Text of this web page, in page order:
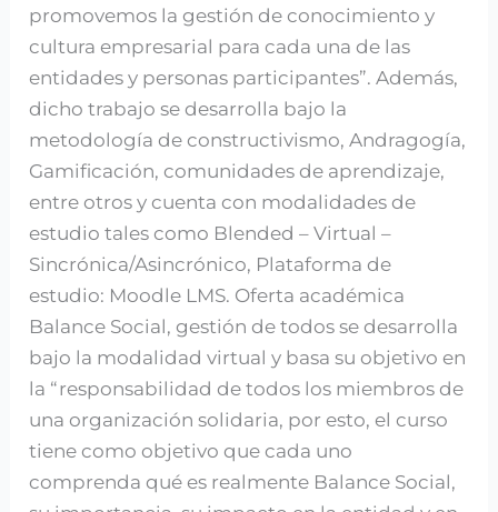
promovemos la gestión de conocimiento y
cultura empresarial para cada una de las
entidades y personas participantes”. Además,
dicho trabajo se desarrolla bajo la
metodología de constructivismo, Andragogía,
Gamificación, comunidades de aprendizaje,
entre otros y cuenta con modalidades de
estudio tales como Blended – Virtual –
Sincrónica/Asincrónico, Plataforma de
estudio: Moodle LMS. Oferta académica
Balance Social, gestión de todos se desarrolla
bajo la modalidad virtual y basa su objetivo en
la “responsabilidad de todos los miembros de
una organización solidaria, por esto, el curso
tiene como objetivo que cada uno
comprenda qué es realmente Balance Social,